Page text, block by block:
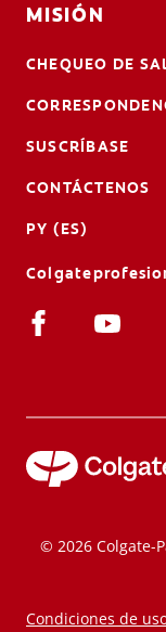
MISIÓN
CHEQUEO DE
SUSCRÍBASE
CONTÁCTENOS
PY (ES)
© 2026 Colgate-
Condiciones de